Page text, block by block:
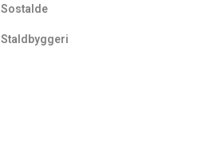
Sostalde
Staldbyggeri